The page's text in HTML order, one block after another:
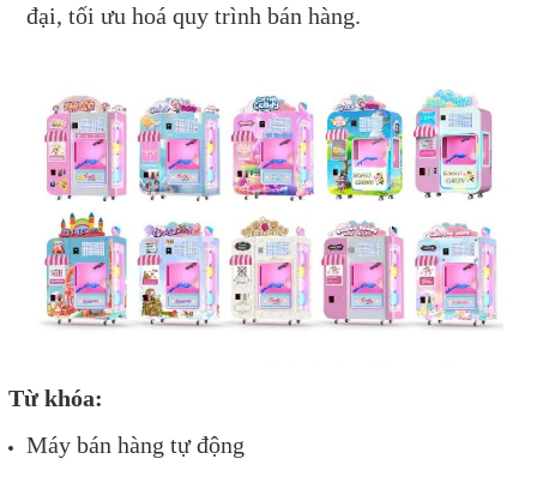
đại, tối ưu hoá quy trình bán hàng.
Từkhóa:
Máy bán hàng tự động